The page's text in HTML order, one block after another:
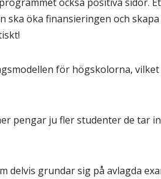
ska öka finansieringen och
för högskolorna,
pengar ju fler studenter de tar
delvis grundar sig på avlagda